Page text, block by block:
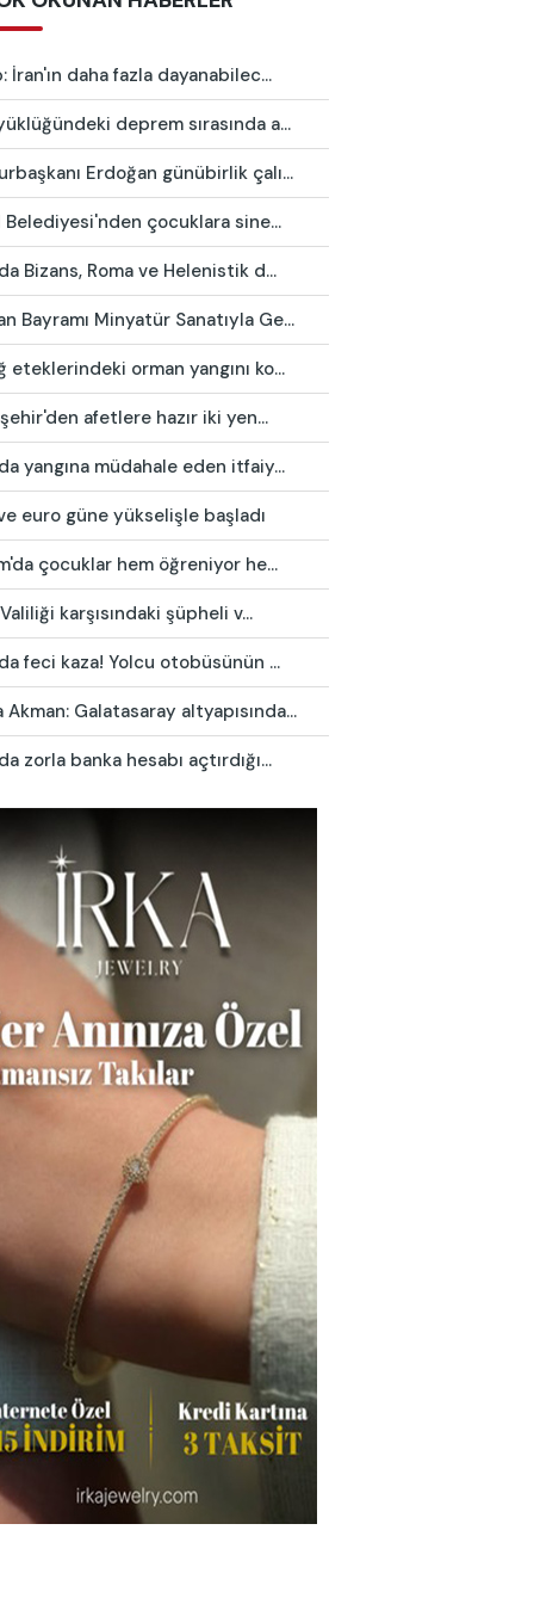
İran'ın daha fazla dayanabilec...
deprem sırasında a...
Erdoğan günübirlik çalı...
Belediyesi'nden çocuklara sine...
Bizans, Roma ve Helenistik d...
Bayramı Minyatür Sanatıyla Ge...
eteklerindeki orman yangını ko...
afetlere hazır iki yen...
yangına müdahale eden itfaiy...
euro güne yükselişle başladı
çocuklar hem öğreniyor he...
karşısındaki şüpheli v...
feci kaza! Yolcu otobüsünün ...
Akman: Galatasaray altyapısında...
zorla banka hesabı açtırdığı...